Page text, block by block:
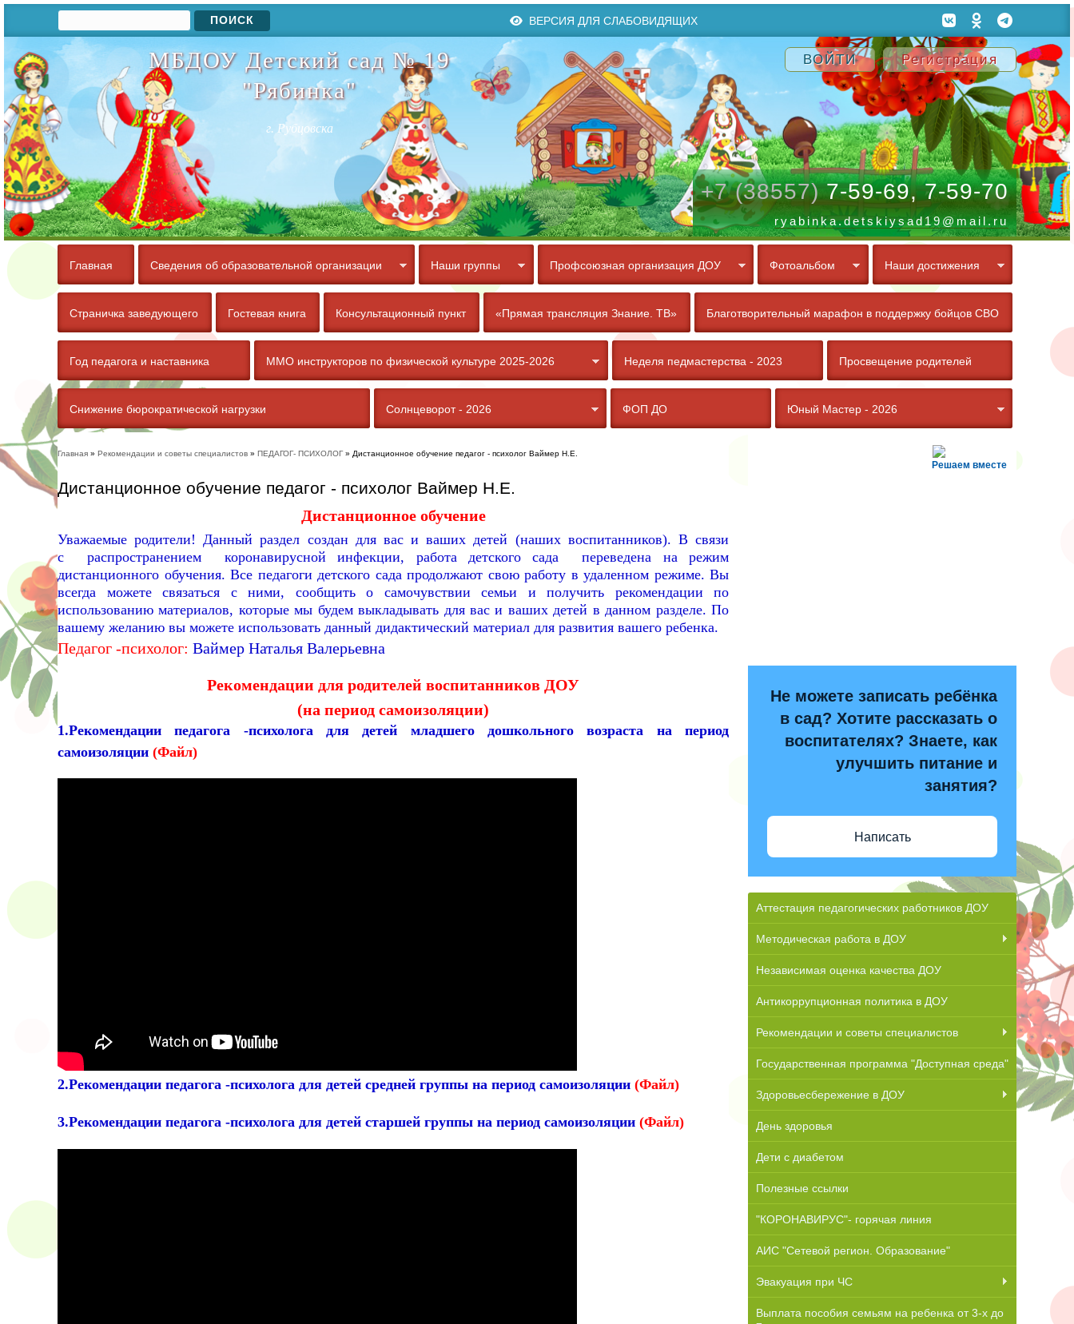
Форма поиска
ВЕРСИЯ ДЛЯ СЛАБОВИДЯЩИХ
МБДОУ Детский сад № 19
"Рябинка"
г. Рубцовска
ВОЙТИ Регистрация
+7 (38557)7-59-69, 7-59-70
ryabinka.detskiysad19@mail.ru
Главная Сведения об образовательной организации Наши группы Профсоюзная организация ДОУ Фотоальбом Наши достижения
Страничка заведующего Гостевая книга Консультационный пункт «Прямая трансляция Знание. ТВ» Благотворительный марафон в поддержку бойцов СВО
Год педагога и наставника ММО инструкторов по физической культуре 2025-2026 Неделя педмастерства - 2023 Просвещение родителей
Снижение бюрократической нагрузки Солнцеворот - 2026 ФОП ДО Юный Мастер - 2026
Решаем вместе
Не можете записать ребёнка
в сад? Хотите рассказать о
воспитателях? Знаете, как
улучшить питание и
занятия?
Написать
Аттестация педагогических работников ДОУ
Методическая работа в ДОУ
Независимая оценка качества ДОУ
Антикоррупционная политика в ДОУ
Рекомендации и советы специалистов
Государственная программа "Доступная среда"
Здоровьесбережение в ДОУ
День здоровья
Дети с диабетом
Полезные ссылки
"КОРОНАВИРУС"- горячая линия
АИС "Сетевой регион. Образование"
Эвакуация при ЧС
Выплата пособия семьям на ребенка от 3-х до
Главная » Рекомендации и советы специалистов » ПЕДАГОГ- ПСИХОЛОГ» Дистанционное обучение педагог - психолог Ваймер Н.Е.
Дистанционное обучение педагог - психолог Ваймер Н.Е.
Дистанционное обучение
Уважаемые родители! Данный раздел создан для вас и ваших детей (наших воспитанников). В связи
с распространением коронавирусной инфекции, работа детского сада переведена на режим
дистанционного обучения. Все педагоги детского сада продолжают свою работу в удаленном режиме. Вы
всегда можете связаться с ними, сообщить о самочувствии семьи и получить рекомендации по
использованию материалов, которые мы будем выкладывать для вас и ваших детей в данном разделе. По
вашему желанию вы можете использовать данный дидактический материал для развития вашего ребенка.
Педагог -психолог: Ваймер Наталья Валерьевна
Рекомендации для родителей воспитанников ДОУ
(на период самоизоляции)
1.Рекомендации педагога -психолога для детей младшего дошкольного возраста на период
самоизоляции (Файл)
2.Рекомендации педагога -психолога для детей средней группы на период самоизоляции (Файл)
3.Рекомендации педагога -психолога для детей старшей группы на период самоизоляции (Файл)